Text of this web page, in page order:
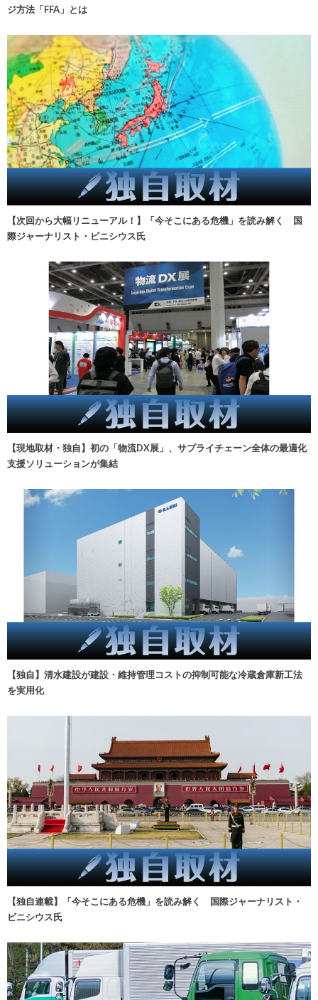
ジ方法「FFA」とは
【次回から大幅リニューアル！】「今そこにある危機」を読み解く 国
際ジャーナリスト・ビニシウス氏
【現地取材・独自】初の「物流DX展」、サプライチェーン全体の最適化
支援ソリューションが集結
【独自】清水建設が建設・維持管理コストの抑制可能な冷蔵倉庫新工法
を実用化
【独自連載】「今そこにある危機」を読み解く 国際ジャーナリスト・
ビニシウス氏